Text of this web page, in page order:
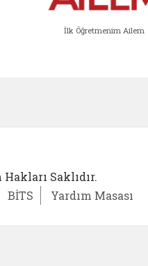
İlk Öğretmenim Ailem
Saklıdır.
BİTS Yardım Masası